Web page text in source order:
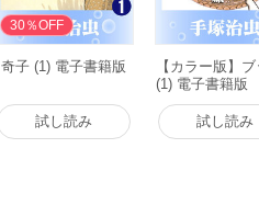
30％OFF
奇子 (1) 電子書籍版
試し読み
【カラー版】
(1) 電子書籍版
試し読み